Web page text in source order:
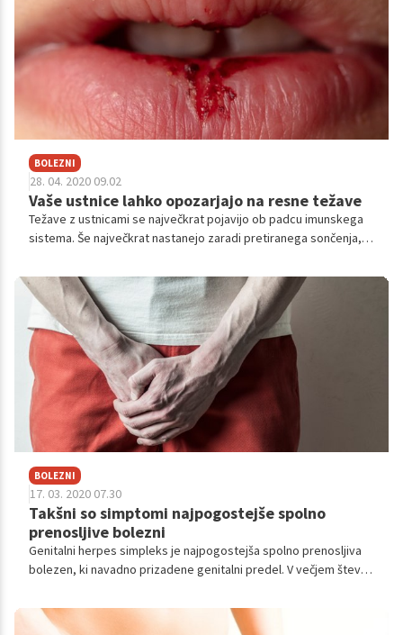
BOLEZNI
28. 04. 2020 09.02
Vaše ustnice lahko opozarjajo na resne težave
Težave z ustnicami se največkrat pojavijo ob padcu imunskega
sistema. Še največkrat nastanejo zaradi pretiranega sončenja,
posvečamo dovolj nege. Stanje vaših ustnic vam lahko razkrije
tudi marsikaj o vašem zdravju.
BOLEZNI
17. 03. 2020 07.30
Takšni so simptomi najpogostejše spolno
prenosljive bolezni
Genitalni herpes simpleks je najpogostejša spolno prenosljiva
bolezen, ki navadno prizadene genitalni predel. V večjem številu
kdorkoli, so tveganjem za okužbo veliko bolj izpostavljeni tisti,
ki imajo več različnih spolnih partnerjev. Kakšni so simptomi in